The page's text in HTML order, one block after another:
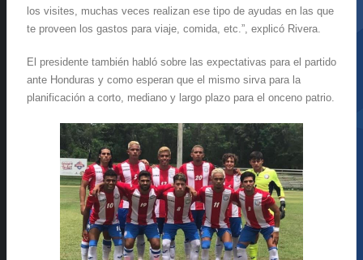
los visites, muchas veces realizan ese tipo de ayudas en las que
te proveen los gastos para viaje, comida, etc.”, explicó Rivera.
El presidente también habló sobre las expectativas para el partido
ante Honduras y como esperan que el mismo sirva para la
planificación a corto, mediano y largo plazo para el onceno patrio.